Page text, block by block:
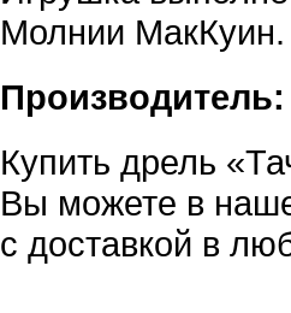
Молнии МакКуин.
Производитель:
Купить дрель
Вы можете в
с доставкой в